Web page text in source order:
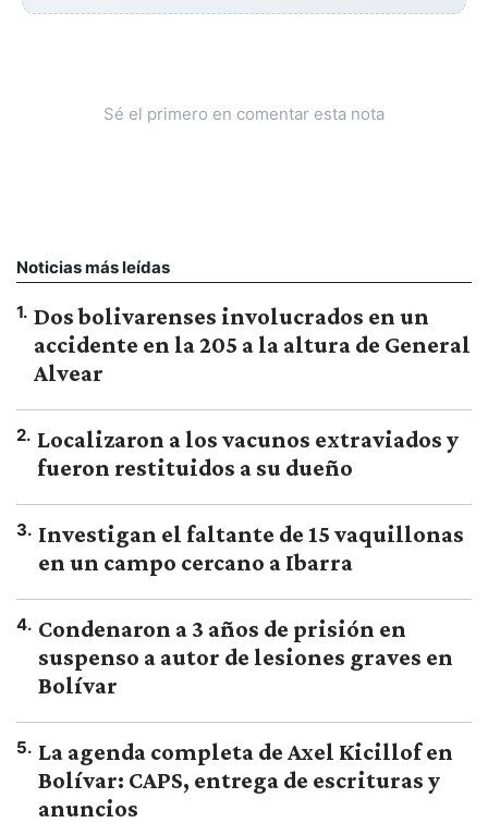
Sé el primero en comentar esta nota
Noticias más leídas
1. Dos bolivarenses involucrados en un
accidente en la 205 a la altura de General
Alvear
2. Localizaron a los vacunos extraviados y
fueron restituidos a su dueño
3. Investigan el faltante de 15 vaquillonas
en un campo cercano a Ibarra
4. Condenaron a 3 años de prisión en
suspenso a autor de lesiones graves en
Bolívar
5. La agenda completa de Axel Kicillof en
Bolívar: CAPS, entrega de escrituras y
anuncios